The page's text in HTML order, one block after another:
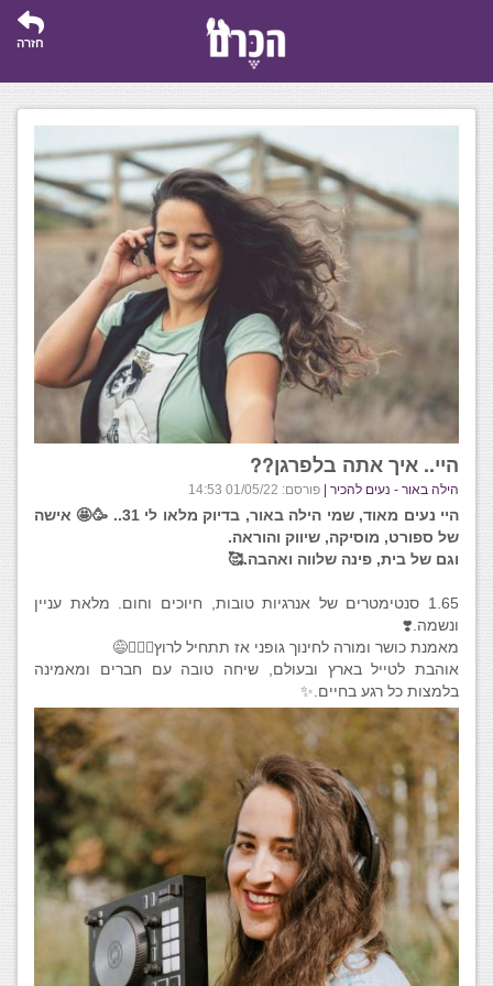
חזרה
היי.. איך אתה בלפרגן??
הילה באור - נעים להכיר | פורסם: 01/05/22 14:53
היי נעים מאוד, שמי הילה באור, בדיוק מלאו לי 31.. 🥳🤩 אישה
של ספורט, מוסיקה, שיווק והוראה.
וגם של בית, פינה שלווה ואהבה.🥰
1.65 סנטימטרים של אנרגיות טובות, חיוכים וחום. מלאת עניין
ונשמה.❣️
מאמנת כושר ומורה לחינוך גופני אז תתחיל לרוץ🏃🏽‍♂️😅
אוהבת לטייל בארץ ובעולם, שיחה טובה עם חברים ומאמינה
בלמצות כל רגע בחיים.✨